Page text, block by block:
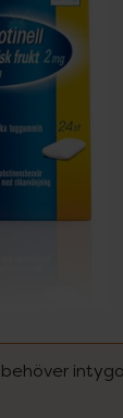
1 objekt.